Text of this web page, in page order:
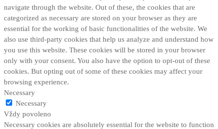
navigate through the website. Out of these, the cookies that are
categorized as necessary are stored on your browser as they are
essential for the working of basic functionalities of the website. We
also use third-party cookies that help us analyze and understand how
you use this website. These cookies will be stored in your browser
only with your consent. You also have the option to opt-out of these
cookies. But opting out of some of these cookies may affect your
browsing experience.
Necessary
Necessary
Vždy povoleno
Necessary cookies are absolutely essential for the website to function